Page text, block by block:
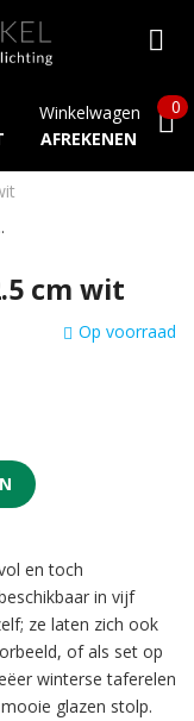
Winkelwagen
AFREKENEN
0
cm wit
Op voorraad
en toch
in vijf
ze laten zich ook
of als set op
winterse taferelen
glazen stolp.